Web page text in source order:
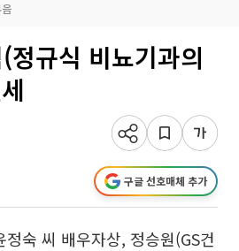
규식 비뇨기과의
구글 선호매체 추가
숙 씨 배우자상, 정승원(GS건